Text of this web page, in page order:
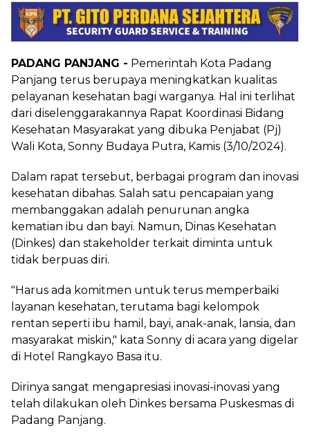
PADANG PANJANG - Pemerintah Kota Padang
Panjang terus berupaya meningkatkan kualitas
pelayanan kesehatan bagi warganya. Hal ini terlihat
dari diselenggarakannya Rapat Koordinasi Bidang
Kesehatan Masyarakat yang dibuka Penjabat (Pj)
Wali Kota, Sonny Budaya Putra, Kamis (3/10/2024).
Dalam rapat tersebut, berbagai program dan inovasi
kesehatan dibahas. Salah satu pencapaian yang
membanggakan adalah penurunan angka
kematian ibu dan bayi. Namun, Dinas Kesehatan
(Dinkes) dan stakeholder terkait diminta untuk
tidak berpuas diri.
"Harus ada komitmen untuk terus memperbaiki
layanan kesehatan, terutama bagi kelompok
rentan seperti ibu hamil, bayi, anak-anak, lansia, dan
masyarakat miskin," kata Sonny di acara yang digelar
di Hotel Rangkayo Basa itu.
Dirinya sangat mengapresiasi inovasi-inovasi yang
telah dilakukan oleh Dinkes bersama Puskesmas di
Padang Panjang.